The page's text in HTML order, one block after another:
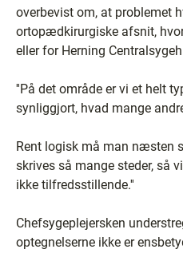
overbevist om, at problemet
ortopædkirurgiske afsnit,
eller for Herning
''På det område er vi et helt
synliggjort, hvad mange
Rent logisk må man næsten
skrives så mange steder, så
ikke tilfredsstillende.''
Chefsygeplejersken
optegnelserne ikke er